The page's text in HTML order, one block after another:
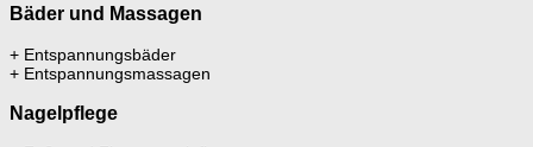
Bäder und Massagen
+ Entspannungsbäder
+ Entspannungsmassagen
Nagelpflege